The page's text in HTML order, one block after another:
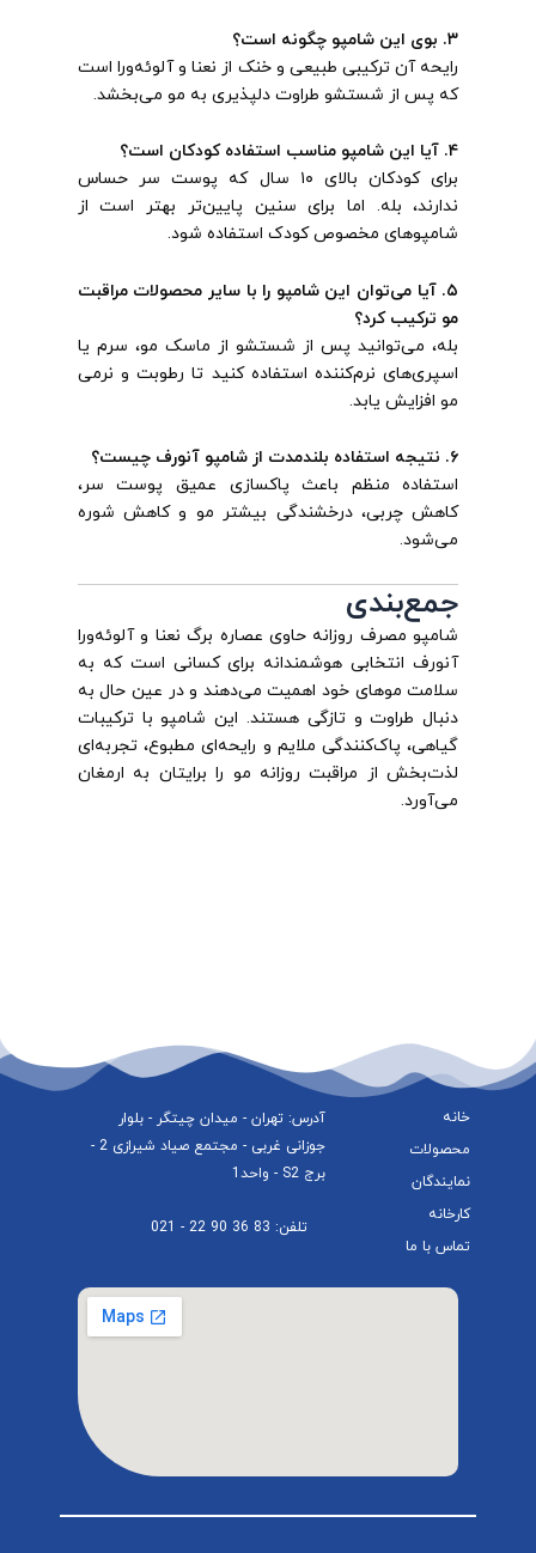
۳. بوی این شامپو چگونه است؟
رایحه آن ترکیبی طبیعی و خنک از نعنا و آلوئه‌ورا است
که پس از شستشو طراوت دلپذیری به مو می‌بخشد.
۴. آیا این شامپو مناسب استفاده کودکان است؟
برای کودکان بالای ۱۰ سال که پوست سر حساس
ندارند، بله. اما برای سنین پایین‌تر بهتر است از
شامپوهای مخصوص کودک استفاده شود.
۵. آیا می‌توان این شامپو را با سایر محصولات مراقبت
مو ترکیب کرد؟
بله، می‌توانید پس از شستشو از ماسک مو، سرم یا
اسپری‌های نرم‌کننده استفاده کنید تا رطوبت و نرمی
مو افزایش یابد.
۶. نتیجه استفاده بلندمدت از شامپو آنورف چیست؟
استفاده منظم باعث پاکسازی عمیق پوست سر،
کاهش چربی، درخشندگی بیشتر مو و کاهش شوره
می‌شود.
جمع‌بندی
شامپو مصرف روزانه حاوی عصاره برگ نعنا و آلوئه‌ورا
آنورف انتخابی هوشمندانه برای کسانی است که به
سلامت موهای خود اهمیت می‌دهند و در عین حال به
دنبال طراوت و تازگی هستند. این شامپو با ترکیبات
گیاهی، پاک‌کنندگی ملایم و رایحه‌ای مطبوع، تجربه‌ای
لذت‌بخش از مراقبت روزانه مو را برایتان به ارمغان
می‌آورد.
خانه
محصولات
نمایندگان
کارخانه
تماس با ما
آدرس: تهران - میدان چیتگر - بلوار
جوزانی غربی - مجتمع صیاد شیرازی 2 -
برج S2 - واحد1
تلفن: 83 36 90 22 - 021